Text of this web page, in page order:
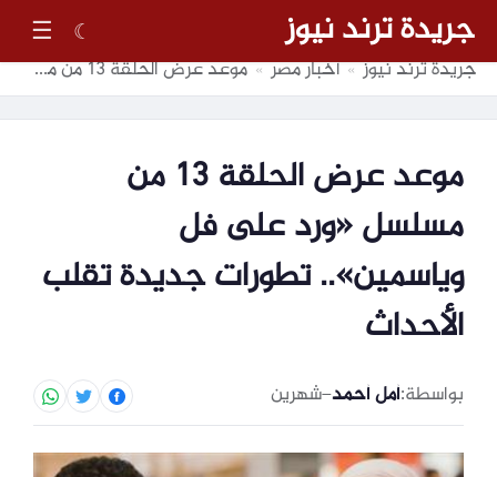
جريدة ترند نيوز ☾
☰
جريدة ترند نيوز » أخبار مصر » موعد عرض الحلقة 13 من مسلسل «ورد على فل وياسمين».. تطورات جديدة تقلب الأحداث
موعد عرض الحلقة 13 من
مسلسل «ورد على فل
وياسمين».. تطورات جديدة تقلب
الأحداث
بواسطة:أمل أحمد–شهرين